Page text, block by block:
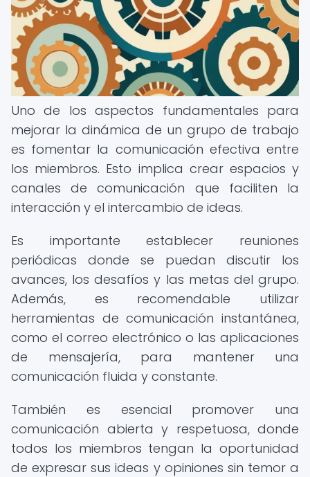
Uno de los aspectos fundamentales para
mejorar la dinámica de un grupo de trabajo
es fomentar la comunicación efectiva entre
los miembros. Esto implica crear espacios y
canales de comunicación que faciliten la
interacción y el intercambio de ideas.
Es importante establecer reuniones
periódicas donde se puedan discutir los
avances, los desafíos y las metas del grupo.
Además, es recomendable utilizar
herramientas de comunicación instantánea,
como el correo electrónico o las aplicaciones
de mensajería, para mantener una
comunicación fluida y constante.
También es esencial promover una
comunicación abierta y respetuosa, donde
todos los miembros tengan la oportunidad
de expresar sus ideas y opiniones sin temor a